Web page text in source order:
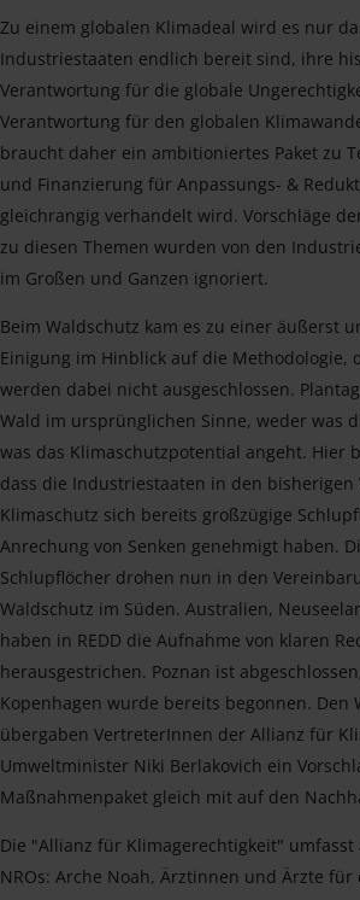
Zu einem globalen Klimadeal wird es nur
Industriestaaten endlich bereit sind, ihre
Verantwortung für die globale
Verantwortung für den globalen
braucht daher ein ambitioniertes Paket zu
und Finanzierung für Anpassungs- &
gleichrangig verhandelt wird. Vorschläge
zu diesen Themen wurden von den
im Großen und Ganzen ignoriert.
Beim Waldschutz kam es zu einer äußerst
Einigung im Hinblick auf die Methodologie,
werden dabei nicht ausgeschlossen.
Wald im ursprünglichen Sinne, weder was
was das Klimaschutzpotential angeht. Hier
dass die Industriestaaten in den bisherigen
Klimaschutz sich bereits großzügige
Anrechung von Senken genehmigt haben.
Schlupflöcher drohen nun in den
Waldschutz im Süden. Australien,
haben in REDD die Aufnahme von klaren
herausgestrichen. Poznan ist
Kopenhagen wurde bereits begonnen. Den
übergaben VertreterInnen der Allianz für
Umweltminister Niki Berlakovich ein
Maßnahmenpaket gleich mit auf den
Die "Allianz für Klimagerechtigkeit"
NROs: Arche Noah, Ärztinnen und Ärzte